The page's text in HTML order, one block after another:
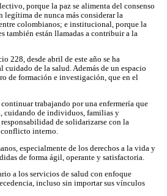
porque la paz se alimenta del consenso
legítima de nunca más considerar la
colombianos; e institucional, porque la
también están llamadas a contribuir a la
228, desde abril de este año se ha
de la salud. Además de un espacio
de formación e investigación, que en el
trabajando por una enfermería que
cuidando de individuos, familias y
de solidarizarse con la
conflicto interno.
especialmente de los derechos a la vida y
de forma ágil, operante y satisfactoria.
a los servicios de salud con enfoque
incluso sin importar sus vínculos